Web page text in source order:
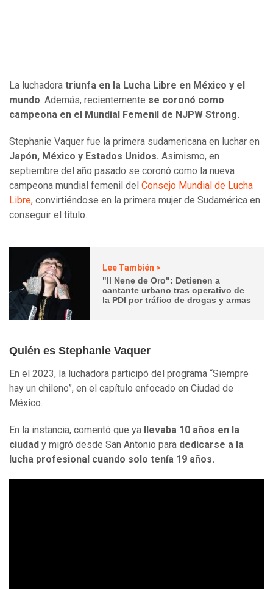
La luchadora triunfa en la Lucha Libre en México y el
mundo. Además, recientemente se coronó como
campeona en el Mundial Femenil de NJPW Strong.
Stephanie Vaquer fue la primera sudamericana en luchar en
Japón, México y Estados Unidos. Asimismo, en
septiembre del año pasado se coronó como la nueva
campeona mundial femenil del Consejo Mundial de Lucha
Libre, convirtiéndose en la primera mujer de Sudamérica en
conseguir el título.
Lee También >
"Il Nene de Oro": Detienen a
cantante urbano tras operativo de
la PDI por tráfico de drogas y armas
Quién es Stephanie Vaquer
En el 2023, la luchadora participó del programa “Siempre
hay un chileno”, en el capítulo enfocado en Ciudad de
México.
En la instancia, comentó que ya llevaba 10 años en la
ciudad y migró desde San Antonio para dedicarse a la
lucha profesional cuando solo tenía 19 años.